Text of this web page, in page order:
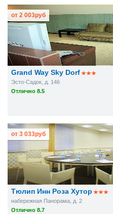
Grand Way Sky Dorf
Эсто-Садок, д. 146
Отлично 8.5
от 2 003руб
Тюлип Инн Роза Хутор
набережная Панорама, д. 2
Отлично 8.7
от 3 033руб